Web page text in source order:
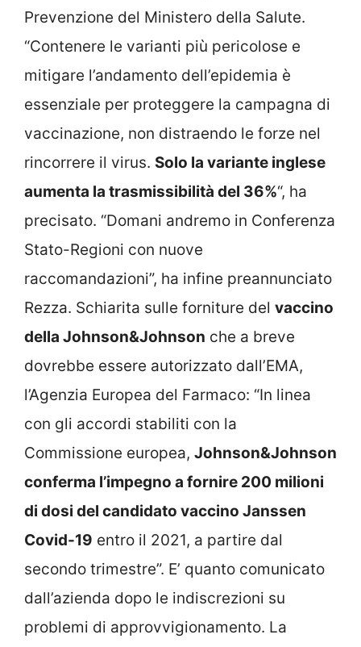
Prevenzione del Ministero della Salute.
“Contenere le varianti più pericolose e
mitigare l’andamento dell’epidemia è
essenziale per proteggere la campagna di
vaccinazione, non distraendo le forze nel
rincorrere il virus. Solo la variante inglese
aumenta la trasmissibilità del 36%“, ha
precisato. “Domani andremo in Conferenza
Stato-Regioni con nuove
raccomandazioni”, ha infine preannunciato
Rezza. Schiarita sulle forniture del vaccino
della Johnson&Johnson che a breve
dovrebbe essere autorizzato dall’EMA,
l’Agenzia Europea del Farmaco: “In linea
con gli accordi stabiliti con la
Commissione europea, Johnson&Johnson
conferma l’impegno a fornire 200 milioni
di dosi del candidato vaccino Janssen
Covid-19 entro il 2021, a partire dal
secondo trimestre”. E’ quanto comunicato
dall’azienda dopo le indiscrezioni su
problemi di approvvigionamento. La